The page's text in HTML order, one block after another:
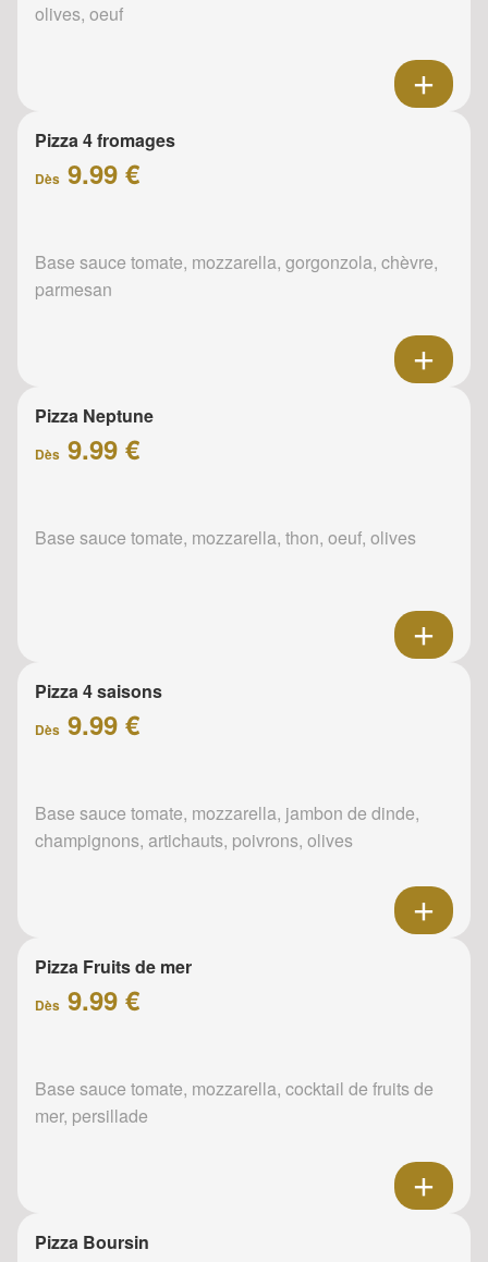
olives, oeuf
Pizza 4 fromages
Dès 9.99 €
Base sauce tomate, mozzarella, gorgonzola, chèvre,
parmesan
Pizza Neptune
Dès 9.99 €
Base sauce tomate, mozzarella, thon, oeuf, olives
Pizza 4 saisons
Dès 9.99 €
Base sauce tomate, mozzarella, jambon de dinde,
champignons, artichauts, poivrons, olives
Pizza Fruits de mer
Dès 9.99 €
Base sauce tomate, mozzarella, cocktail de fruits de
mer, persillade
Pizza Boursin